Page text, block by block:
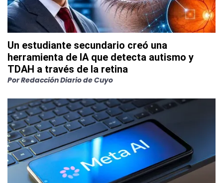
Un estudiante secundario creó una
herramienta de IA que detecta autismo y
TDAH a través de la retina
PorRedacción Diario de Cuyo